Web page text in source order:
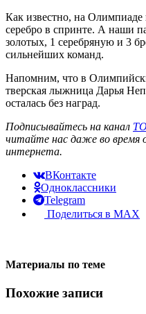
Как известно, на
серебро в спринте. А наши
золотых, 1 серебряную и 3
сильнейших команд.
Напомним, что в
тверская лыжница Дарья
осталась без наград.
Подписывайтесь на канал
читайте нас даже во время
интернета.
ВКонтакте
Одноклассники
Telegram
Поделиться в MAX
Материалы по теме
Похожие записи